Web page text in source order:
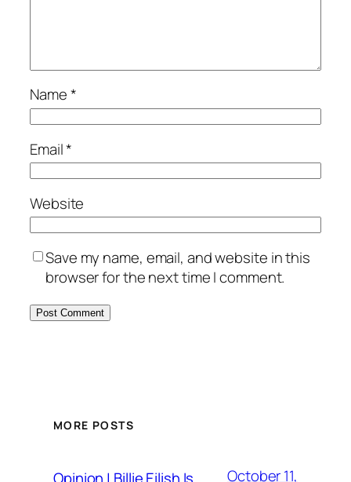
Name*
Email*
Website
Save my name, email, and website in this
browser for the next time I comment.
MORE POSTS
Opinion | Billie Eilish Is
October 11,